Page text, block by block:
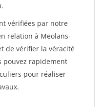
vérifiées par notre
relation à Meolans-
de vérifier la véracité
pouvez rapidement
pour réaliser